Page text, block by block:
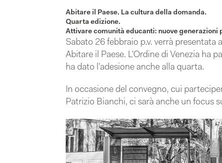
Abitare il Paese. La cultura della domanda.
Quarta edizione.
Attivare comunità educanti: nuove generazioni
Sabato 26 febbraio p.v. verrà
Abitare il Paese. L’Ordine di Venezia ha
ha dato l’adesione anche alla quarta.
In occasione del convegno, cui
Patrizio Bianchi, ci sarà anche un focus